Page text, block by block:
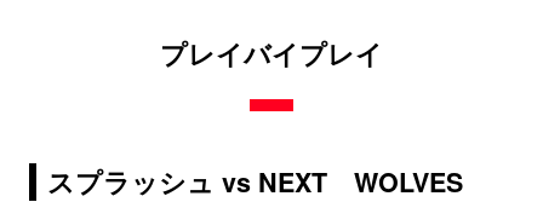
プレイバイプレイ
スプラッシュ vs NEXT WOLVES